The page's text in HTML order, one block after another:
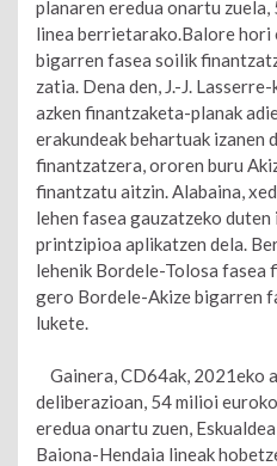
planaren eredua onartu
linea berrietarako.Balore hori
bigarren fasea soilik
zatia. Dena den, J.-J.
azken finantzaketa-planak
erakundeak behartuak izanen
finantzatzera, ororen buru
finantzatu aitzin. Alabaina,
lehen fasea gauzatzeko
printzipioa aplikatzen dela.
lehenik Bordele-Tolosa
gero Bordele-Akize bigarren
lukete.
Gainera, CD64ak, 2021eko
deliberazioan, 54 milioi
eredua onartu zuen,
Baiona-Hendaia lineak